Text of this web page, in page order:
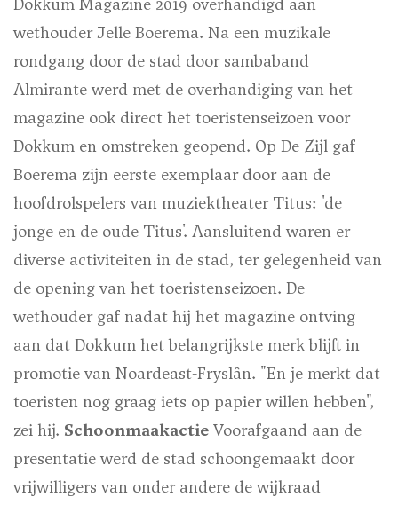
wethouder Jelle Boerema. Na een muzikale
rondgang door de stad door sambaband
Almirante werd met de overhandiging van het
magazine ook direct het toeristenseizoen voor
Dokkum en omstreken geopend. Op De Zijl gaf
Boerema zijn eerste exemplaar door aan de
hoofdrolspelers van muziektheater Titus: 'de
jonge en de oude Titus'. Aansluitend waren er
diverse activiteiten in de stad, ter gelegenheid van
de opening van het toeristenseizoen. De
wethouder gaf nadat hij het magazine ontving
aan dat Dokkum het belangrijkste merk blijft in
promotie van Noardeast-Fryslân. "En je merkt dat
toeristen nog graag iets op papier willen hebben",
zei hij. Schoonmaakactie Voorafgaand aan de
presentatie werd de stad schoongemaakt door
vrijwilligers van onder andere de wijkraad